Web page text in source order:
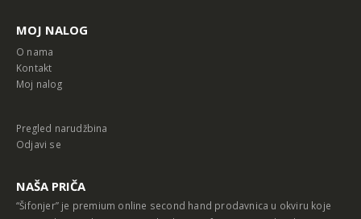
MOJ NALOG
O nama
Kontakt
Moj nalog
Pregled narudžbina
Odjavi se
NAŠA PRIČA
“Šifonjer” je premium online second hand prodavnica u okviru koje